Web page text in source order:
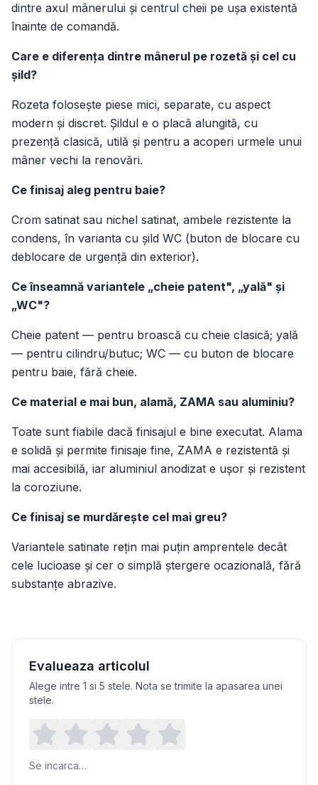
dintre axul mânerului și centrul cheii pe ușa existentă
înainte de comandă.
Care e diferența dintre mânerul pe rozetă și cel cu
șild?
Rozeta folosește piese mici, separate, cu aspect
modern și discret. Șildul e o placă alungită, cu
prezență clasică, utilă și pentru a acoperi urmele unui
mâner vechi la renovări.
Ce finisaj aleg pentru baie?
Crom satinat sau nichel satinat, ambele rezistente la
condens, în varianta cu șild WC (buton de blocare cu
deblocare de urgență din exterior).
Ce înseamnă variantele „cheie patent", „yală" și
„WC"?
Cheie patent — pentru broască cu cheie clasică; yală
— pentru cilindru/butuc; WC — cu buton de blocare
pentru baie, fără cheie.
Ce material e mai bun, alamă, ZAMA sau aluminiu?
Toate sunt fiabile dacă finisajul e bine executat. Alama
e solidă și permite finisaje fine, ZAMA e rezistentă și
mai accesibilă, iar aluminiul anodizat e ușor și rezistent
la coroziune.
Ce finisaj se murdărește cel mai greu?
Variantele satinate rețin mai puțin amprentele decât
cele lucioase și cer o simplă ștergere ocazională, fără
substanțe abrazive.
Evalueaza articolul
Alege intre 1 si 5 stele. Nota se trimite la apasarea unei
stele.
Se incarca…